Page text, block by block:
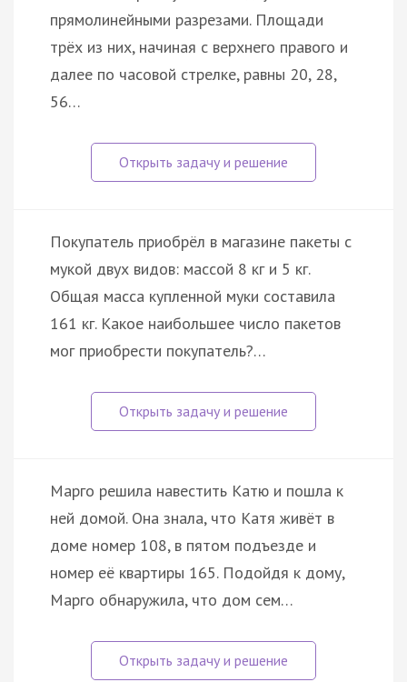
прямолинейными разрезами. Площади
трёх из них, начиная с верхнего правого и
далее по часовой стрелке, равны 20, 28,
56…
Покупатель приобрёл в магазине пакеты с
мукой двух видов: массой 8 кг и 5 кг.
Общая масса купленной муки составила
161 кг. Какое наибольшее число пакетов
мог приобрести покупатель?…
Марго решила навестить Катю и пошла к
ней домой. Она знала, что Катя живёт в
доме номер 108, в пятом подъезде и
номер её квартиры 165. Подойдя к дому,
Марго обнаружила, что дом сем…